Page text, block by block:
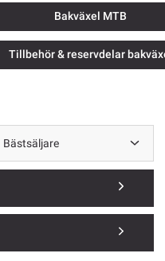
Bakväxel MTB
Tillbehör & reservdelar